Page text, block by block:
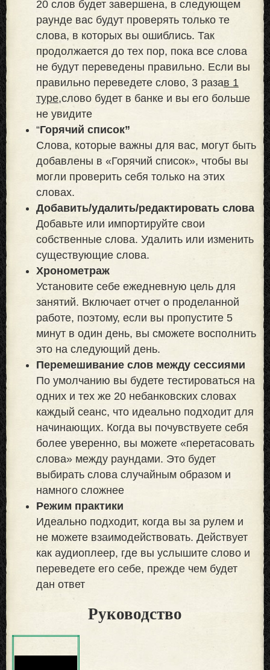
20 слов будет завершена, в следующем
раунде вас будут проверять только те
слова, в которых вы ошиблись. Так
продолжается до тех пор, пока все слова
не будут переведены правильно. Если вы
правильно переведете слово, 3 разав 1
туре,слово будет в банке и вы его больше
не увидите
“Горячий список”
Слова, которые важны для вас, могут быть
добавлены в «Горячий список», чтобы вы
могли проверить себя только на этих
словах.
Добавить/удалить/редактировать слова
Добавьте или импортируйте свои
собственные слова. Удалить или изменить
существующие слова.
Хронометраж
Установите себе ежедневную цель для
занятий. Включает отчет о проделанной
работе, поэтому, если вы пропустите 5
минут в один день, вы сможете восполнить
это на следующий день.
Перемешивание слов между сессиями
По умолчанию вы будете тестироваться на
одних и тех же 20 небанковских словах
каждый сеанс, что идеально подходит для
начинающих. Когда вы почувствуете себя
более уверенно, вы можете «перетасовать
слова» между раундами. Это будет
выбирать слова случайным образом и
намного сложнее
Режим практики
Идеально подходит, когда вы за рулем и
не можете взаимодействовать. Действует
как аудиоплеер, где вы услышите слово и
переведете его себе, прежде чем будет
дан ответ
Руководство